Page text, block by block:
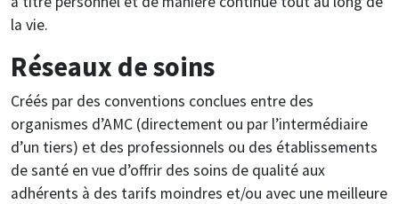
la vie.
Réseaux de soins
Créés par des conventions conclues entre des
organismes d’AMC (directement ou par l’intermédiaire
d’un tiers) et des professionnels ou des établissements
de santé en vue d’offrir des soins de qualité aux
adhérents à des tarifs moindres et/ou avec une meilleure